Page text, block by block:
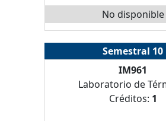
No disponible
Semestral 10
IM961
Laboratorio de
Créditos: 1